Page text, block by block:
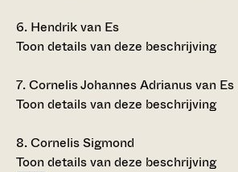
6. Hendrik van Es
Toon details van deze beschrijving
7.Cornelis Johannes Adrianus van Es
Toon details van deze beschrijving
8.Cornelis Sigmond
Toon details van deze beschrijving